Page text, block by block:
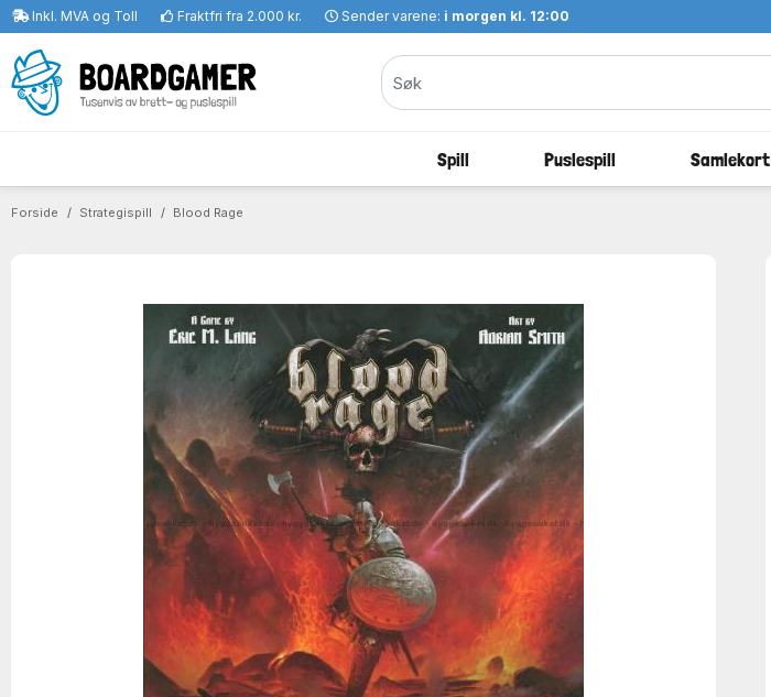
Inkl. MVA og Toll Fraktfri fra 2.000 kr. Sender varene: i morgen kl. 12:00
Spill Puslespill Samlekort
Forside Strategispill Blood Rage